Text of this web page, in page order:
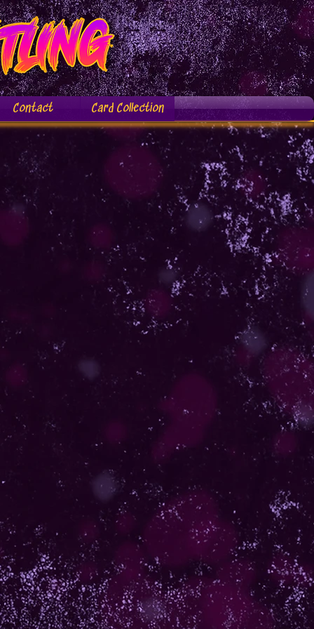
Contact Card Collection